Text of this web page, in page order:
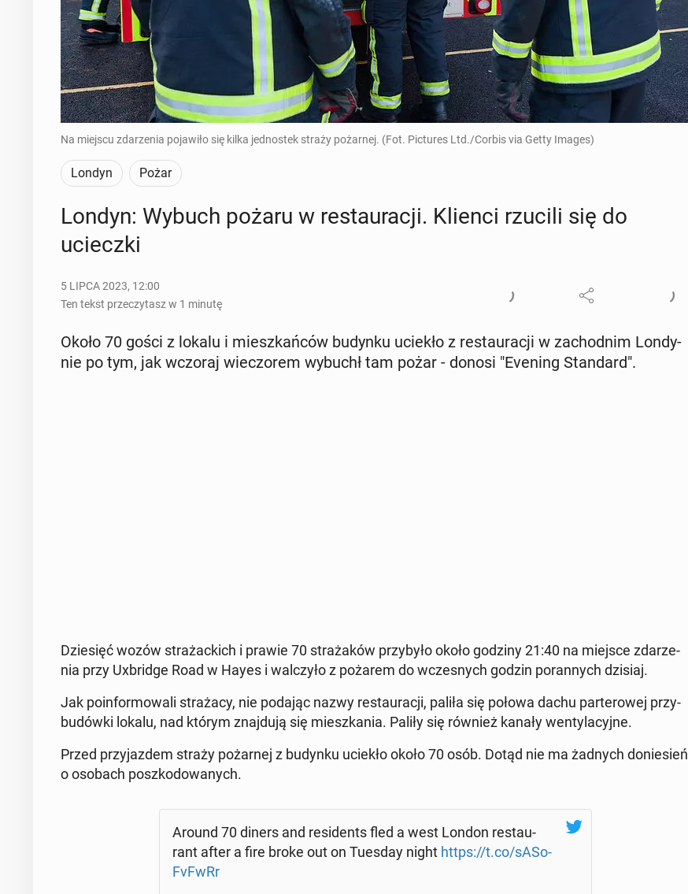
Na miejscu zdarzenia pojawiło się kilka jednostek straży pożarnej. (Fot. Pictures Ltd./Corbis via Getty Images)
Londyn Pożar
Londyn: Wybuch pożaru w re­stau­ra­cji. Klienci rzucili się do
uciecz­ki
5 LIPCA 2023, 12:00
Ten tekst przeczytasz w 1 minutę
Około 70 gości z lokalu i miesz­kań­ców budynku uciekło z re­stau­ra­cji w za­chod­nim Lon­dy­
nie po tym, jak wczoraj wie­czo­rem wybuchł tam pożar - donosi "Evening Stan­dard".
Dzie­sięć wozów stra­żac­kich i prawie 70 stra­ża­ków przy­by­ło około godziny 21:40 na miejsce zda­rze­
nia przy Uxbrid­ge Road w Hayes i wal­czy­ło z pożarem do wcze­snych godzin po­ran­nych dzisiaj.
Jak po­in­for­mo­wa­li stra­ża­cy, nie podając nazwy re­stau­ra­cji, paliła się połowa dachu par­te­ro­wej przy­
bu­dów­ki lokalu, nad którym znaj­du­ją się miesz­ka­nia. Paliły się również kanały wen­ty­la­cyj­ne.
Przed przy­jaz­dem straży po­żar­nej z budynku uciekło około 70 osób. Dotąd nie ma żadnych do­nie­sień
o osobach po­szko­do­wa­nych.
Around 70 diners and re­si­dents fled a west London re­stau­
rant after a fire broke out on Tuesday night https://t.co/sA­So­
FvFwRr